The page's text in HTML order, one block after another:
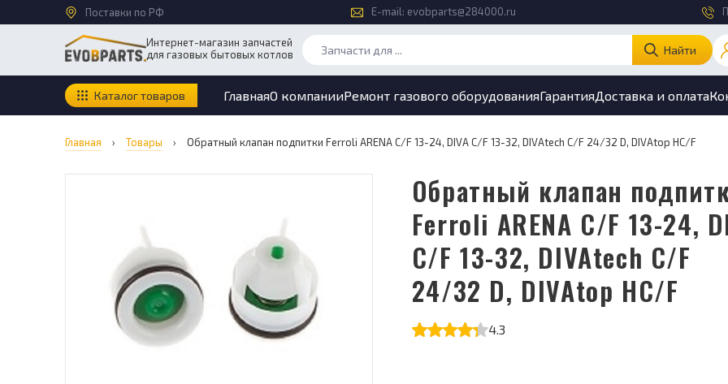
Поставки по РФ E-mail: evobparts@284000.ru
Интернет-магазин запчастей
для газовых бытовых котлов
Найти
Каталог товаров ГлавнаяО компанииРемонт газового оборудованияГарантияДоставка и оплата
Главная › Товары › Обратный клапан подпитки Ferroli ARENA C/F 13-24, DIVA C/F 13-32, DIVAtech C/F 24/32 D, DIVAtop HC/F
Обратный клапан подпитки
Ferroli ARENA C/F 13-24,
C/F 13-32, DIVAtech C/F
24/32 D, DIVAtop HC/F
4.3